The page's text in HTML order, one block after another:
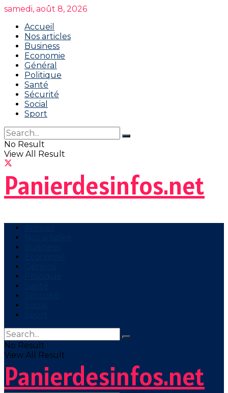
samedi, août 8, 2026
Accueil
Nos articles
Business
Economie
Général
Politique
Santé
Sécurité
Social
Sport
No Result
View All Result
Panierdesinfos.net
No Result
View All Result
Panierdesinfos.net